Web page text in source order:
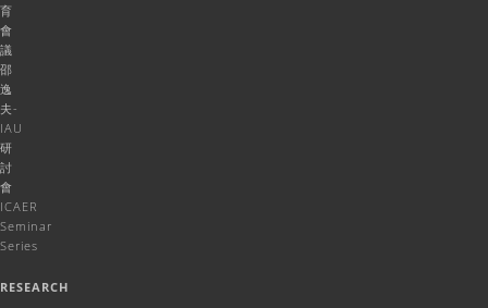
育
會
議
邵
逸
夫-
IAU
研
討
會
ICAER
Seminar
Series
RESEARCH